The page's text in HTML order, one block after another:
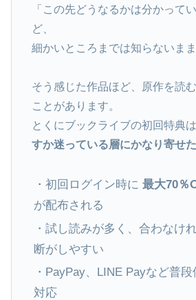
「この先どうなるかは分かって
ど、
細かいところまでは知らないまま
そう感じた作品ほど、原作を読
ことがあります。
とくにブックライブの初回特典は
すか迷っている層にかなり寄せ
・初回ログイン時に最大70％
が配布される
・試し読みが多く、合わなけ
断がしやすい
・PayPay、LINE Payなど普
対応